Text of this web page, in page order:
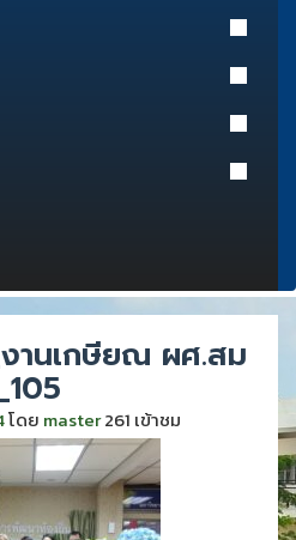
งานเกษียณ ผศ.สม
โดย master261 เข้าชม